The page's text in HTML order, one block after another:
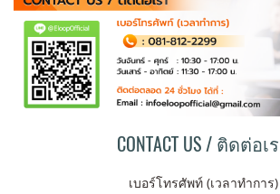
CONTACT US / ติดต่อเ
เบอร์โทรศัพท์ (เวลาทำการ)